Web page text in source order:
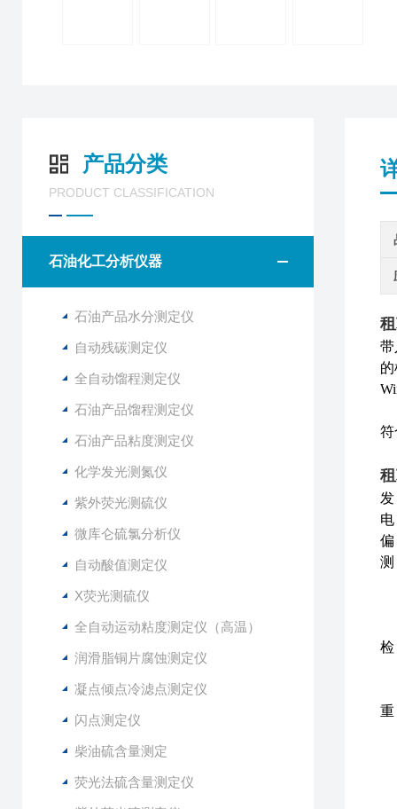
产品分类
PRODUCT CLASSIFICATION
石油化工分析仪器
石油产品水分测定仪
自动残碳测定仪
全自动馏程测定仪
石油产品馏程测定仪
石油产品粘度测定仪
化学发光测氮仪
紫外荧光测硫仪
微库仑硫氯分析仪
自动酸值测定仪
X荧光测硫仪
全自动运动粘度测定仪（高温）
润滑脂铜片腐蚀测定仪
凝点倾点冷滤点测定仪
闪点测定仪
柴油硫含量测定
荧光法硫含量测定仪
带
符
偏
测
检
重